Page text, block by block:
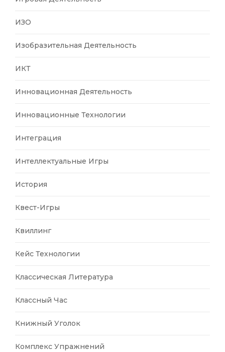
ИЗО
Изобразительная Деятельность
ИКТ
Инновационная Деятельность
Инновационные Технологии
Интеграция
Интеллектуальные Игры
История
Квест-Игры
Квиллинг
Кейс Технологии
Классическая Литература
Классный Час
Книжный Уголок
Комплекс Упражнений